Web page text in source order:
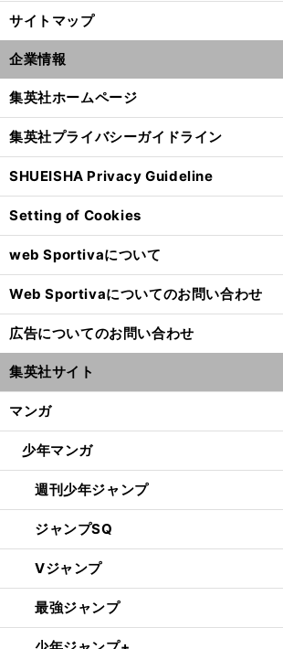
サイトマップ
企業情報
集英社ホームページ
集英社プライバシーガイドライン
SHUEISHA Privacy Guideline
Setting of Cookies
web Sportivaについて
Web Sportivaについてのお問い合わせ
広告についてのお問い合わせ
集英社サイト
マンガ
少年マンガ
週刊少年ジャンプ
ジャンプSQ
Vジャンプ
最強ジャンプ